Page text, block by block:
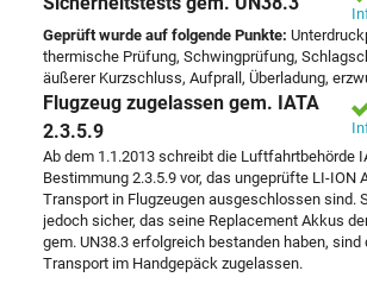
Geprüft wurde auf folgende Punkte:
thermische Prüfung, Schwingprüfung,
äußerer Kurzschluss, Aufprall, Überladung,
Flugzeug zugelassen gem. IATA
2.3.5.9
Ab dem 1.1.2013 schreibt die Luftfahrtbehörde
Bestimmung 2.3.5.9 vor, das ungeprüfte LI-ION
Transport in Flugzeugen ausgeschlossen sind.
jedoch sicher, das seine Replacement Akkus
gem. UN38.3 erfolgreich bestanden haben, sind
Transport im Handgepäck zugelassen.